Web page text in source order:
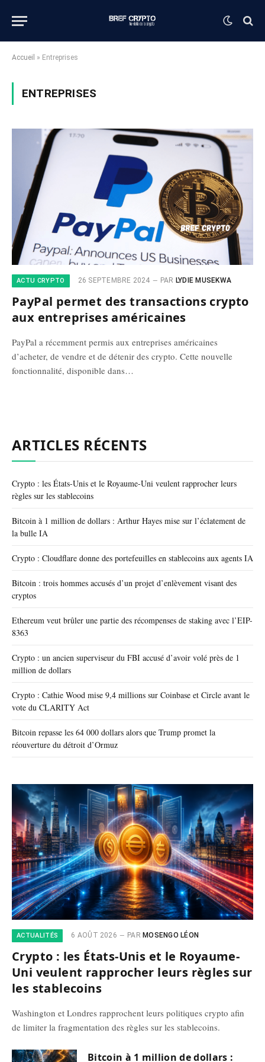
Accueil » Entreprises
ENTREPRISES
ACTU CRYPTO 26 SEPTEMBRE 2024 PAR LYDIE MUSEKWA
PayPal permet des transactions crypto
aux entreprises américaines
PayPal a récemment permis aux entreprises américaines
d’acheter, de vendre et de détenir des crypto. Cette nouvelle
fonctionnalité, disponible dans…
ARTICLES RÉCENTS
Crypto : les États-Unis et le Royaume-Uni veulent rapprocher leurs
règles sur les stablecoins
Bitcoin à 1 million de dollars : Arthur Hayes mise sur l’éclatement de
la bulle IA
Crypto : Cloudflare donne des portefeuilles en stablecoins aux agents IA
Bitcoin : trois hommes accusés d’un projet d’enlèvement visant des
cryptos
Ethereum veut brûler une partie des récompenses de staking avec l’EIP-
8363
Crypto : un ancien superviseur du FBI accusé d’avoir volé près de 1
million de dollars
Crypto : Cathie Wood mise 9,4 millions sur Coinbase et Circle avant le
vote du CLARITY Act
Bitcoin repasse les 64 000 dollars alors que Trump promet la
réouverture du détroit d’Ormuz
ACTUALITÉS 6 AOÛT 2026 PAR MOSENGO LÉON
Crypto : les États-Unis et le Royaume-
Uni veulent rapprocher leurs règles sur
les stablecoins
Washington et Londres rapprochent leurs politiques crypto afin
de limiter la fragmentation des règles sur les stablecoins.
Bitcoin à 1 million de dollars :